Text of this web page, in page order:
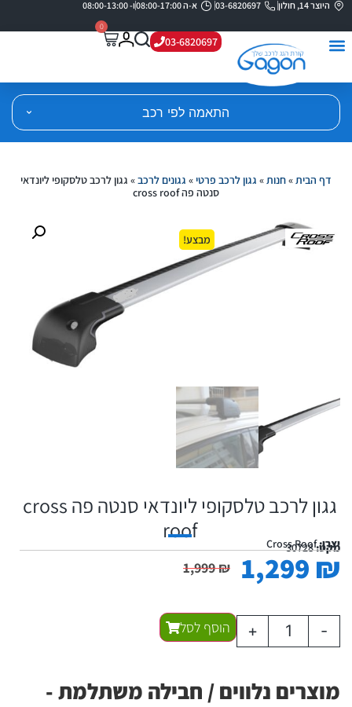
היוצר 14, חולון 03-6820697 א-ה 08:00-17:00 ו- 08:00-13:00
03-6820697
0
התאמה לפי רכב
דף הבית»חנות» גגון לרכב פרטי» גגונים לרכב» גגון לרכב טלסקופי ליונדאי
סנטה פה cross roof
מבצע!
גגון לרכב טלסקופי ליונדאי סנטה פה cross
roof
יצרן:Cross Roofמקט:30728
1,999₪ 1,299 ₪
-
+ הוסף לסל
מוצרים נלווים / חבילה משתלמת -